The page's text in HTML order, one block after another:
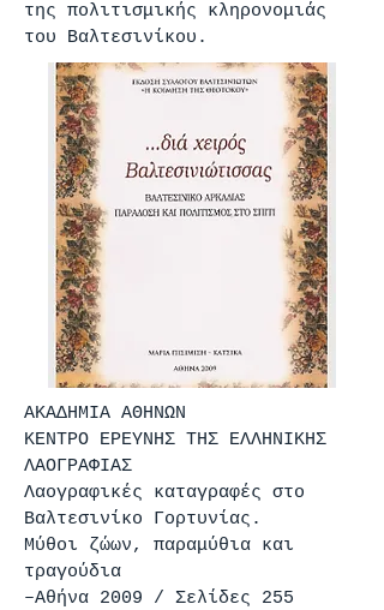
της πολιτισμικής κληρονομιάς
του Βαλτεσινίκου.
ΑΚΑΔΗΜΙΑ ΑΘΗΝΩΝ
ΚΕΝΤΡΟ ΕΡΕΥΝΗΣ ΤΗΣ ΕΛΛΗΝΙΚΗΣ
ΛΑΟΓΡΑΦΙΑΣ
Λαογραφικές καταγραφές στο
Βαλτεσινίκο Γορτυνίας.
Μύθοι ζώων, παραμύθια και
τραγούδια
–Αθήνα 2009 / Σελίδες 255